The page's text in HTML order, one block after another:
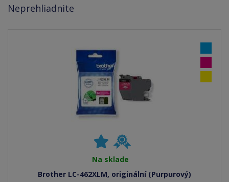
Neprehliadnite
Na sklade
Brother LC-462XLM, originální (Purpurový)